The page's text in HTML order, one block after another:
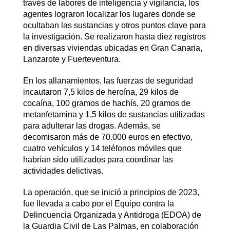
través de labores de inteligencia y vigilancia, los
agentes lograron localizar los lugares donde se
ocultaban las sustancias y otros puntos clave para
la investigación. Se realizaron hasta diez registros
en diversas viviendas ubicadas en Gran Canaria,
Lanzarote y Fuerteventura.
En los allanamientos, las fuerzas de seguridad
incautaron 7,5 kilos de heroína, 29 kilos de
cocaína, 100 gramos de hachís, 20 gramos de
metanfetamina y 1,5 kilos de sustancias utilizadas
para adulterar las drogas. Además, se
decomisaron más de 70.000 euros en efectivo,
cuatro vehículos y 14 teléfonos móviles que
habrían sido utilizados para coordinar las
actividades delictivas.
La operación, que se inició a principios de 2023,
fue llevada a cabo por el Equipo contra la
Delincuencia Organizada y Antidroga (EDOA) de
la Guardia Civil de Las Palmas, en colaboración